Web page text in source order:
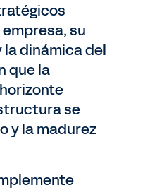
su
dinámica del
que la
se
y la madurez